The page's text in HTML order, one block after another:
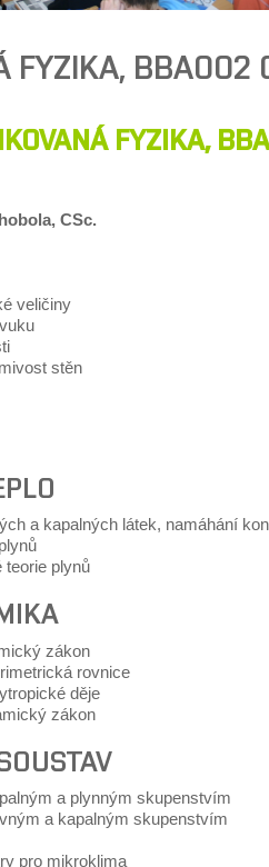
FYZIKA, BBA002
FYZIKA,
CSc.
veličiny
stěn
a kapalných látek, namáhání
teorie plynů
zákon
rovnice
děje
zákon
a plynným skupenstvím
a kapalným skupenstvím
pro mikroklima